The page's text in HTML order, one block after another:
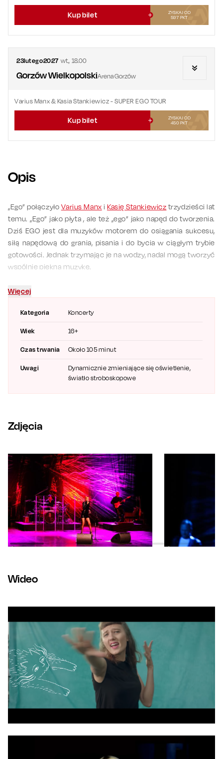
Kup bilet
ZYSKAJ OD
597 PKT
23lutego2027 wt., 18.00
Gorzów WielkopolskiArena Gorzów
Varius Manx & Kasia Stankiewicz - SUPER EGO TOUR
Kup bilet
ZYSKAJ OD
450 PKT
Opis
Kategoria Koncerty
Wiek 16+
Czas trwania Około 105 minut
Uwagi
Dynamicznie zmieniające się oświetlenie,
światło stroboskopowe
„Ego” połączyłoVarius Manx i Kasię Stankiewicz trzydzieści lat
temu. „Ego” jako płyta , ale też „ego” jako napęd do tworzenia.
Dziś EGO jest dla muzyków motorem do osiągania sukcesu,
siłą napędową do grania, pisania i do bycia w ciągłym trybie
gotowości. Jednak trzymając je na wodzy, nadal mogą tworzyć
wspólnie piękną muzykę.
okazją do usłyszenia zarówno największych przebojów grupy,
tych dawno nie słyszanych, jak i piosenek premierowych.
fenomenalny wokal Kasi, kunszt muzyków oraz oprawa
sprzedanych płyt, piękne piosenki, to znaki rozpoznawalne
Więcej
Zdjęcia
Wideo